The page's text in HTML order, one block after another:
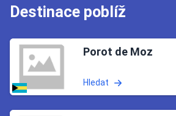
Destinace poblíž
Porot de Moz
Hledat